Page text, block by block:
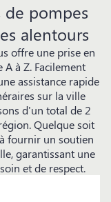
de pompes
alentours
offre une prise en
à Z. Facilement
assistance rapide
sur la ville
d'un total de 2
Quelque soit
fournir un soutien
garantissant une
et de respect.